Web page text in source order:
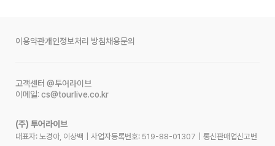
이용약관개인정보처리 방침채용문의
고객센터 @투어라이브
이메일: cs@tourlive.co.kr
(주) 투어라이브
대표자: 노경아, 이상백 사업자등록번호: 519-88-01307
통신판매업신고번